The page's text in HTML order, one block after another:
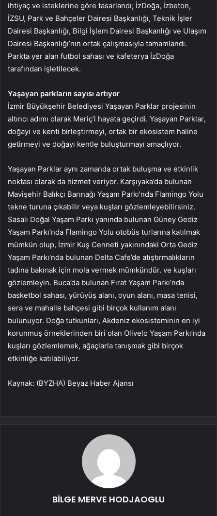
ihtiyaç ve isteklerine göre tasarlandı; İzDoğa, İzbeton,
İZSU, Park ve Bahçeler Dairesi Başkanlığı, Teknik İşler
Dairesi Başkanlığı, Bilgi İşlem Dairesi Başkanlığı ve Ulaşım
Dairesi Başkanlığı’nın ortak çalışmasıyla tamamlandı.
Parkta yer alan futbol sahası ve kafeterya İzDoğa
tarafından işletilecek.
Yaşayan parkların sayısı artıyor
İzmir Büyükşehir Belediyesi Yaşayan Parklar projesinin
altıncı adımı olarak Meriç’i hayata geçirdi. Yaşayan Parklar,
doğayı ve kenti birleştirmeyi, ortak bir ekosistem haline
getirmeyi ve doğayı kentle buluşturmayı amaçlıyor.
Yaşayan Parklar aynı zamanda ortak buluşma ve etkinlik
noktası olarak da hizmet veriyor. Karşıyaka’da bulunan
Mavişehir Balıkçı Barınağı Yaşam Parkı’nda Flamingo Yolu
tekne turuna çıkabilir veya kuşları gözlemleyebilirsiniz.
Sasalı Doğal Yaşam Parkı yanında bulunan Güney Gediz
Yaşam Parkı’nda Flamingo Yolu otobüs turlarına katılmak
mümkün olup, İzmir Kuş Cenneti yakınındaki Orta Gediz
Yaşam Parkı’nda bulunan Delta Cafe’de atıştırmalıkların
tadına bakmak için mola vermek mümkündür. ve kuşları
gözlemleyin. Buca’da bulunan Fırat Yaşam Parkı’nda
basketbol sahası, yürüyüş alanı, oyun alanı, masa tenisi,
sera ve mahalle bahçesi gibi birçok kullanım alanı
bulunuyor. Doğa tutkunları, Akdeniz ekosisteminin en iyi
korunmuş örneklerinden biri olan Olivelo Yaşam Parkı’nda
kuşları gözlemlemek, ağaçlarla tanışmak gibi birçok
etkinliğe katılabiliyor.
Kaynak: (BYZHA) Beyaz Haber Ajansı
BİLGE MERVE HODJAOGLU